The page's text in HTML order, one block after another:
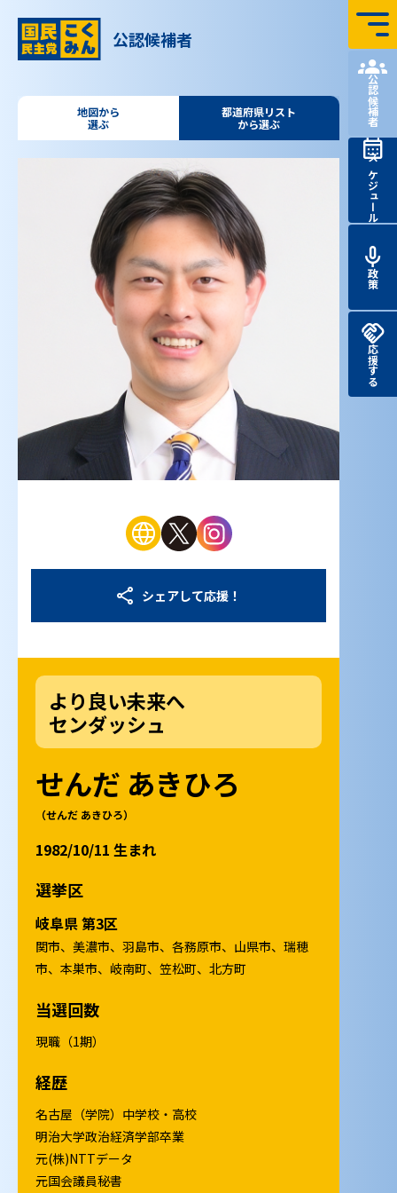
国民民主党 第51回
衆議院議員総選挙 特設サイト
公認候補者
スケジュール
政策
応援する
公認候補者
地図から
選ぶ
都道府県リスト
から選ぶ
シェアして応援！
より良い未来へ
センダッシュ
せんだ あきひろ
（せんだ あきひろ）
1982/10/11 生まれ
選挙区
岐阜県 第3区
関市、美濃市、羽島市、各務原市、山県市、瑞穂
市、本巣市、岐南町、笠松町、北方町
当選回数
現職（1期）
経歴
名古屋（学院）中学校・高校
明治大学政治経済学部卒業
元(株)NTTデータ
元国会議員秘書